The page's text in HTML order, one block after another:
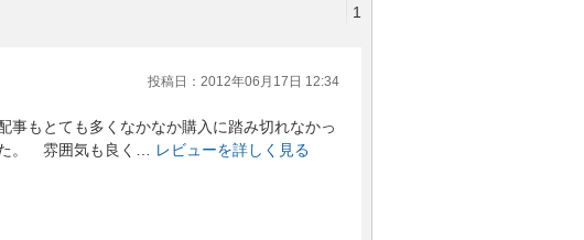
1
投稿日：2012年06月17日 12:34
もとても多くなかなか購入に踏み切れなかっ
。 雰囲気も良く…
レビューを詳しく見る